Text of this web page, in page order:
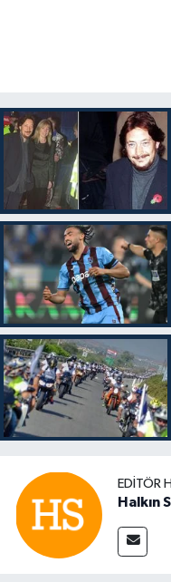
EDITÖR
Halkın